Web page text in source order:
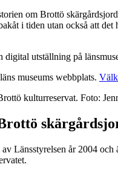
om Brottö
i tiden utan också att
digital utställning på
museums webbplats.
kulturreservat. Foto:
Länsstyrelsen år 2004